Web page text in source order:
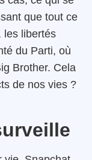
que tout ce
les libertés
du Parti, où
Brother. Cela
de nos vies ?